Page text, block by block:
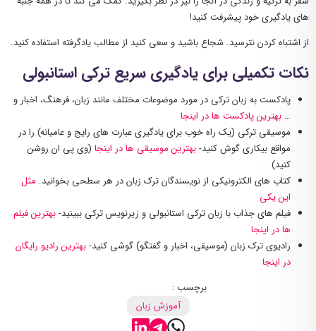
های یادگیری خود پیشرفت کنید!
از اشتباه کردن نترسید. شجاع باشید و سعی کنید از مطالب یادگرفته استفاده کنید.
نکات تکمیلی برای یادگیری سریع ترکی استانبولی
پادکست به زبان ترکی در مورد موضوعات مختلف مانند زبان، فرهنگ، اخبار و
… بهترین پادکست ها در اینجا
موسیقی ترکی (یک راه خوب برای یادگیری عبارت های رایج و عامیانه) را در
مواقع بیکاری گوش کنید-بهترین موسیقی ها در اینجا(وی پی ان روشن
کنید)
کتاب های الکترونیکی از نویسندگان ترک زبان در هر سطحی بخوانید. مثل
این یکی
فیلم های جذاب با زبان ترکی استانبولی و زیرنویس ترکی ببینید-بهترین فیلم
ها در اینجا
رادیوی ترک زبان (موسیقی، اخبار و گفتگو) گوشی کنید-بهترین رادیو رایگان
در اینجا
برچسب :
آموزش زبان